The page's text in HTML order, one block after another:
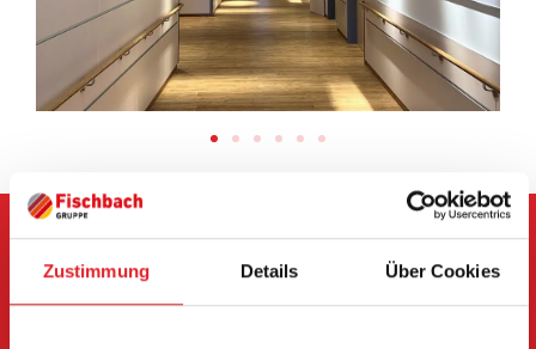
Zustimmung Details Über Cookies
Möchten Sie mehr erfahren? Hier
finden Sie weiter­führende